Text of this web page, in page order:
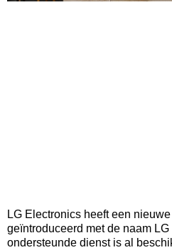
LG Electronics heeft een
geïntroduceerd met de naam
ondersteunde dienst is al